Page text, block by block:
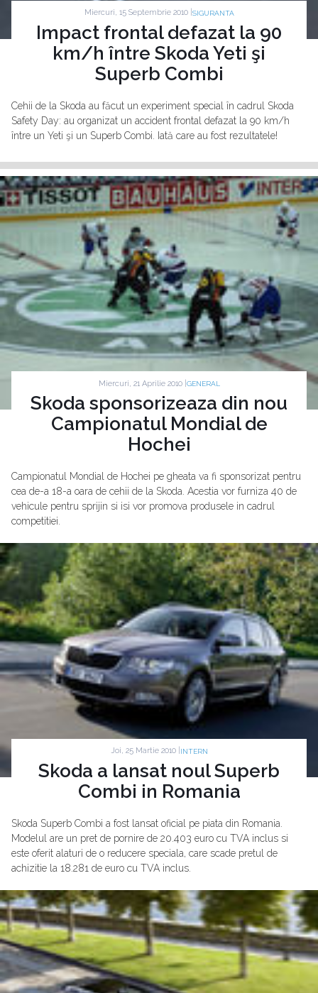
Miercuri, 15 Septembrie 2010 | SIGURANTA
Impact frontal defazat la 90
km/h între Skoda Yeti şi
Superb Combi
Cehii de la Skoda au făcut un experiment special în cadrul Skoda
Safety Day: au organizat un accident frontal defazat la 90 km/h
între un Yeti şi un Superb Combi. Iată care au fost rezultatele!
Miercuri, 21 Aprilie 2010 | GENERAL
Skoda sponsorizeaza din nou
Campionatul Mondial de
Hochei
Campionatul Mondial de Hochei pe gheata va fi sponsorizat pentru
cea de-a 18-a oara de cehii de la Skoda. Acestia vor furniza 40 de
vehicule pentru sprijin si isi vor promova produsele in cadrul
competitiei.
Joi, 25 Martie 2010 | INTERN
Skoda a lansat noul Superb
Combi in Romania
Skoda Superb Combi a fost lansat oficial pe piata din Romania.
Modelul are un pret de pornire de 20.403 euro cu TVA inclus si
este oferit alaturi de o reducere speciala, care scade pretul de
achizitie la 18.281 de euro cu TVA inclus.